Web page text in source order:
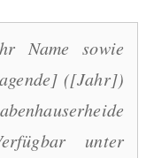
Name sowie
([Jahr])
unter
in
Welt
-